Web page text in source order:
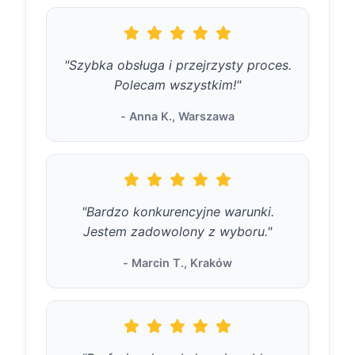
"Szybka obsługa i przejrzysty proces.
Polecam wszystkim!"
- Anna K., Warszawa
"Bardzo konkurencyjne warunki.
Jestem zadowolony z wyboru."
- Marcin T., Kraków